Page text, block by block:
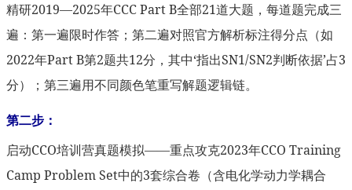
精研2019—2025年CCC Part B全部21道大题，每道题完成三
遍：第一遍限时作答；第二遍对照官方解析标注得分点（如
2022年Part B第2题共12分，其中‘指出SN1/SN2判断依据’占3
分）；第三遍用不同颜色笔重写解题逻辑链。
第二步：
启动CCO培训营真题模拟——重点攻克2023年CCO Training
Camp Problem Set中的3套综合卷（含电化学动力学耦合